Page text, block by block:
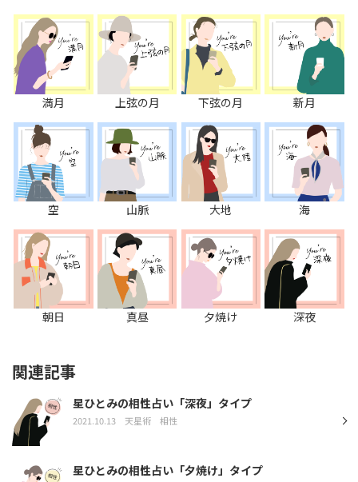
満月 上弦の月 下弦の月 新月
空 山脈 大地 海
朝日 真昼 夕焼け 深夜
関連記事
星ひとみの相性占い「深夜」タイプ
2021.10.13 天星術 相性
星ひとみの相性占い「夕焼け」タイプ